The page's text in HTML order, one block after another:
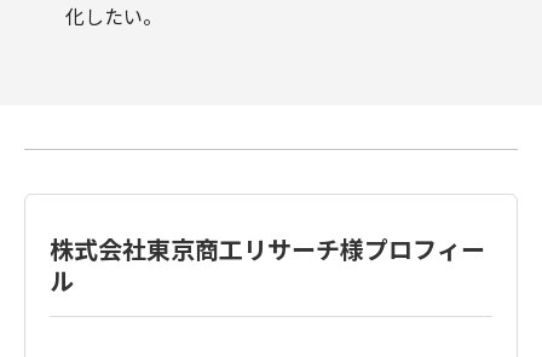
化したい。
株式会社東京商工リサーチ様プロフィー
ル